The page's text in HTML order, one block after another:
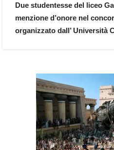
Due studentesse del liceo
menzione d’onore nel
organizzato dall’ Università